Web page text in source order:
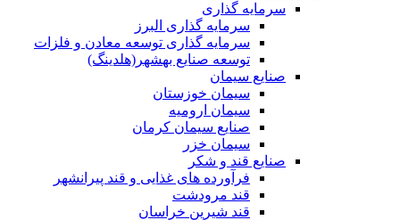
سرمایه گذاری
سرمایه گذاری البرز
سرمایه گذاری توسعه معادن و فلزات
توسعه‌ صنایع‌ بهشهر(هلدینگ)
صنایع سیمان
سیمان خوزستان
سیمان ارومیه
صنایع سیمان کرمان
سیمان خزر
صنایع قند و شکر
فرآورده های غذایی و قند پیرانشهر
قند مرودشت
قند شیرین خراسان